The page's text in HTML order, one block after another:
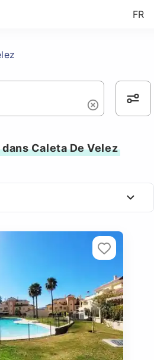
FR
Caleta De Velez